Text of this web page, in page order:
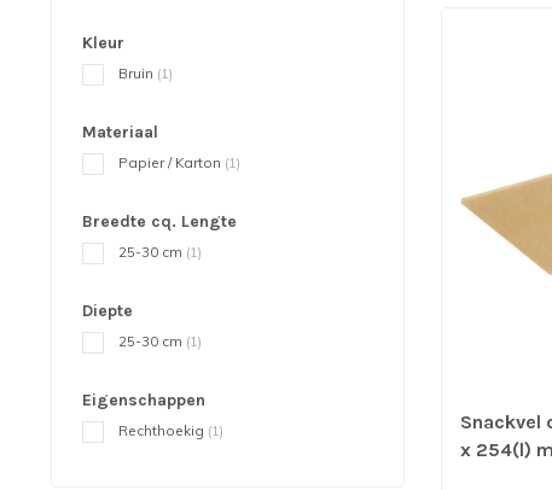
Kleur
Bruin (1)
Materiaal
Papier / Karton (1)
Breedte cq. Lengte
25-30 cm (1)
Diepte
25-30 cm (1)
Eigenschappen
Rechthoekig (1)
Snackvel
x 254(l)